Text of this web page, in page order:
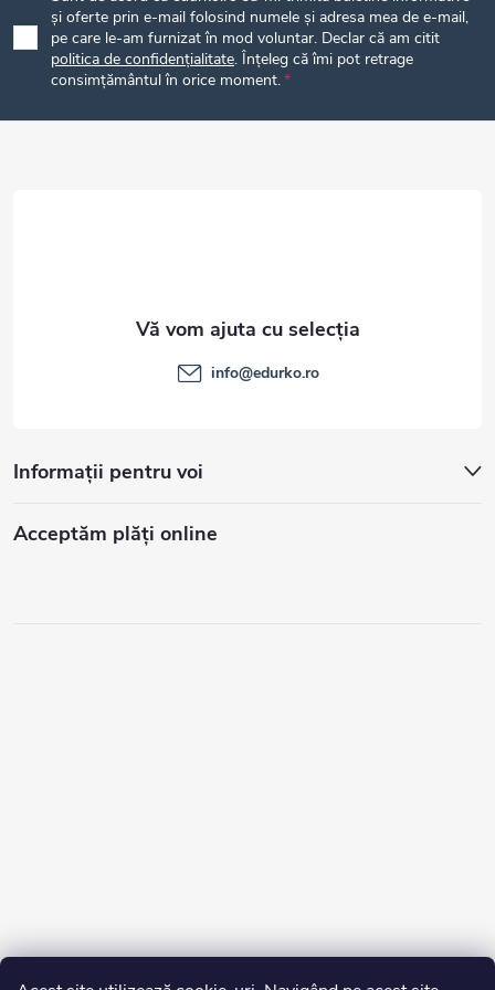
b
o
și oferte prin e-mail folosind numele și adresa mea de e-mail,
pe care le-am furnizat în mod voluntar. Declar că am citit
politica de confidențialitate. Înțeleg că îmi pot retrage
consimțământul în orice moment.
Informații pentru voi
Acceptăm plăţi online
info@edurko.ro